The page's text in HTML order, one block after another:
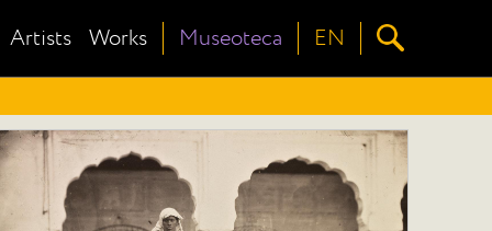
Artists Works Museoteca EN